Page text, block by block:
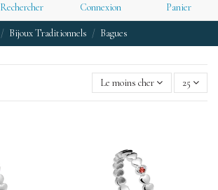
Rechercher Connexion Panier
Bijoux Traditionnels Bagues
Le moins cher 25